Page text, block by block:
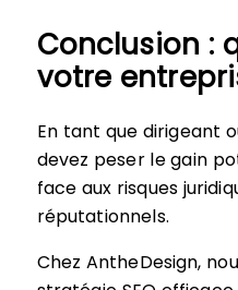
Conclusion :
votre
En tant que dirigeant
devez peser le gain
face aux risques
réputationnels.
Chez AntheDesign,